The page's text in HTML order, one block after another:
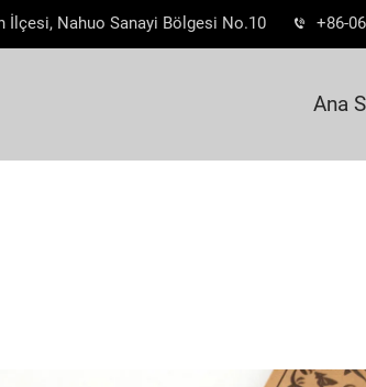
İlçesi, Nahuo Sanayi Bölgesi No.10 +86-
Ana